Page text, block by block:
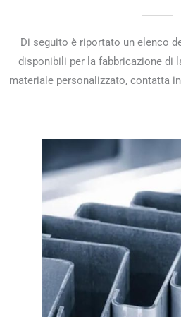
Di seguito è riportato un elenco
disponibili per la fabbricazione di
materiale personalizzato, contatta